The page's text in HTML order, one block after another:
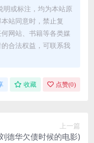
明或标注，均为本站原
站同意时，禁止复
网站、书籍等各类媒
合法权益，可联系我
收藏 点赞(0)
上一篇
德华欠债时候的电影)